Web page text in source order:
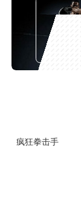
疯狂拳击手